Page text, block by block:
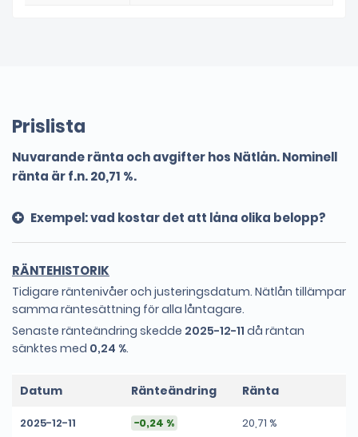
Prislista
Nuvarande ränta och avgifter hos Nätlån. Nominell
ränta är f.n. 20,71 %.
Exempel: vad kostar det att låna olika belopp?
Låna 10000 kr 2 år 2288 kr
Låna 15000 kr 2 år 3456 kr
Låna 20000 kr
RÄNTEHISTORIK
Tidigare räntenivåer och justeringsdatum. Nätlån tillämpar
samma räntesättning för alla låntagare.
Senaste ränteändring skedde 2025-12-11 då räntan
sänktes med 0,24 %.
Datum Ränteändring Ränta
2025-12-11 −0,24 % 20,71 %